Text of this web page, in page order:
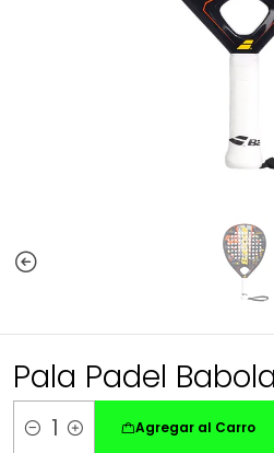
Pala Padel
Cantidad
Agregar al Carro